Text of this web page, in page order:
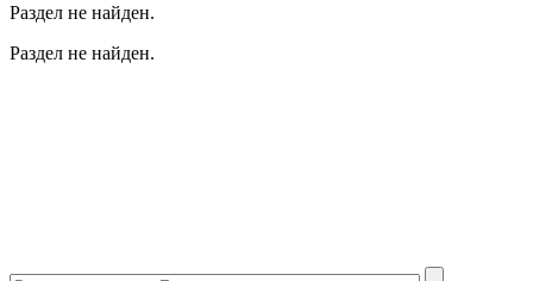
Раздел не найден.
Раздел не найден.